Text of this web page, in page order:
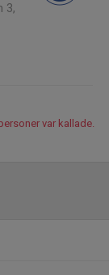
3,
var kallade.